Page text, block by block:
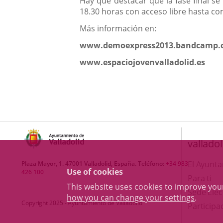
Use of cookies
This website uses cookies to improve
how you can change your settings.
18.30 horas con acceso libre hasta
Más información en:
www.espaciojovenvalladolid.es
Plaza Mayor, 1. 47001 Valladolid, España. Teléfono: +34 983
426 100
Copyright 2025 - Ayuntamiento de Valladolid
Sede